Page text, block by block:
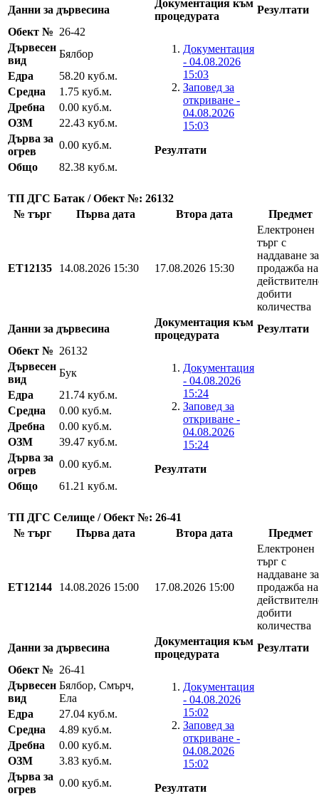
Данни за дървесина
Документация към
процедурата
Резултати
Обект № 26-42
Документация
- 04.08.2026
15:03
Заповед за
откриване -
04.08.2026
15:03
Резултати
Дървесен
вид
Бялбор
Едра
58.20 куб.м.
Средна
1.75 куб.м.
Дребна
0.00 куб.м.
ОЗМ
22.43 куб.м.
Дърва за
огрев
0.00 куб.м.
Общо
82.38 куб.м.
ТП ДГС Батак / Обект №: 26132
№ търг
Първа дата Втора дата Предмет
EТ12135 14.08.2026 15:30 17.08.2026 15:30
Електронен
търг с
наддаване за
продажба на
добити
количества
Данни за дървесина
Документация към
процедурата
Резултати
Обект № 26132
Документация
- 04.08.2026
15:24
Заповед за
откриване -
04.08.2026
15:24
Резултати
Дървесен
вид
Бук
Едра
21.74 куб.м.
Средна
0.00 куб.м.
Дребна
0.00 куб.м.
ОЗМ
39.47 куб.м.
Дърва за
огрев
0.00 куб.м.
Общо
61.21 куб.м.
ТП ДГС Селище / Обект №: 26-41
№ търг
Първа дата Втора дата Предмет
EТ12144 14.08.2026 15:00 17.08.2026 15:00
Електронен
търг с
наддаване за
продажба на
добити
количества
Данни за дървесина
Документация към
процедурата
Резултати
Обект № 26-41
Документация
- 04.08.2026
15:02
Заповед за
откриване -
04.08.2026
15:02
Резултати
Дървесен
вид
Бялбор, Смърч,
Ела
Едра
27.04 куб.м.
Средна
4.89 куб.м.
Дребна
0.00 куб.м.
ОЗМ
3.83 куб.м.
Дърва за
огрев
0.00 куб.м.